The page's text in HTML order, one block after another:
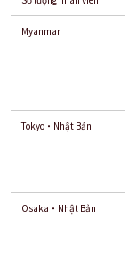
Myanmar
Tokyo・Nhật Bản
Osaka・Nhật Bản